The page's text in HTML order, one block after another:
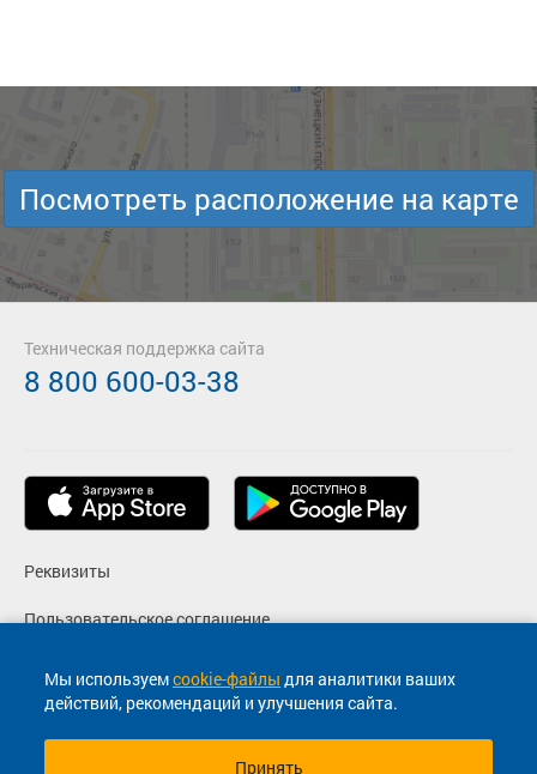
Мы используемcookie-файлы для аналитики ваших
действий, рекомендаций и улучшения сайта.
Принять
Посмотреть расположение на карте
Реквизиты
Пользовательское соглашение
Политика конфиденциальности
Согласие на маркетинговые сообщения
Техническая поддержка сайта
8 800 600-03-38